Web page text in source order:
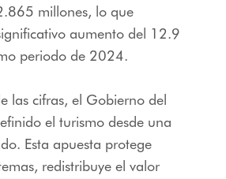
millones, lo que
aumento del 12.9
periodo de 2024.
las cifras, el Gobierno del
el turismo desde una
Esta apuesta protege
redistribuye el valor